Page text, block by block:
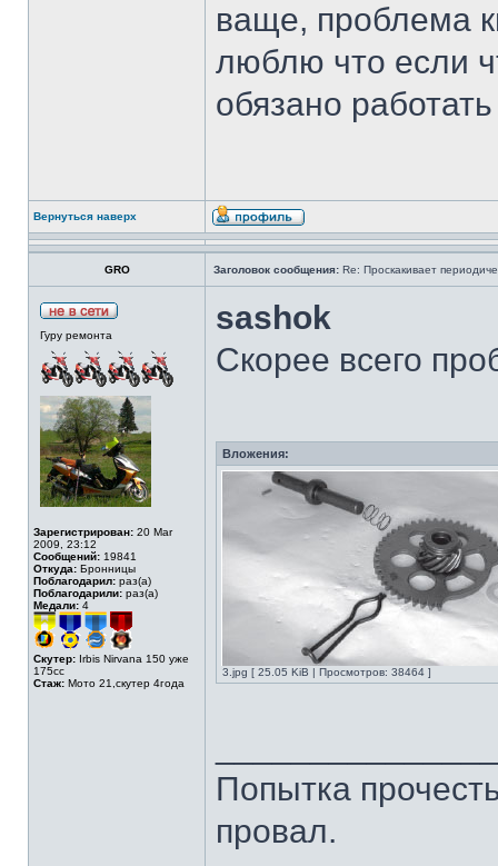
ваще, проблема
люблю что если
обязано
Вернуться наверх
GRO Заголовок сообщения: Re: Проскакивает
Гуру ремонта
Зарегистрирован: 20 Mar
2009, 23:12
Сообщений: 19841
Откуда: Бронницы
Поблагодарил: раз(а)
Поблагодарили: раз(а)
Медали: 4
Скутер: Irbis Nirvana 150 уже
175сс
Стаж: Мото 21,скутер 4года
sashok
Скорее всего
Вложения:
3.jpg [ 25.05 KiB | Просмотров: 38464 ]
Попытка
провал.